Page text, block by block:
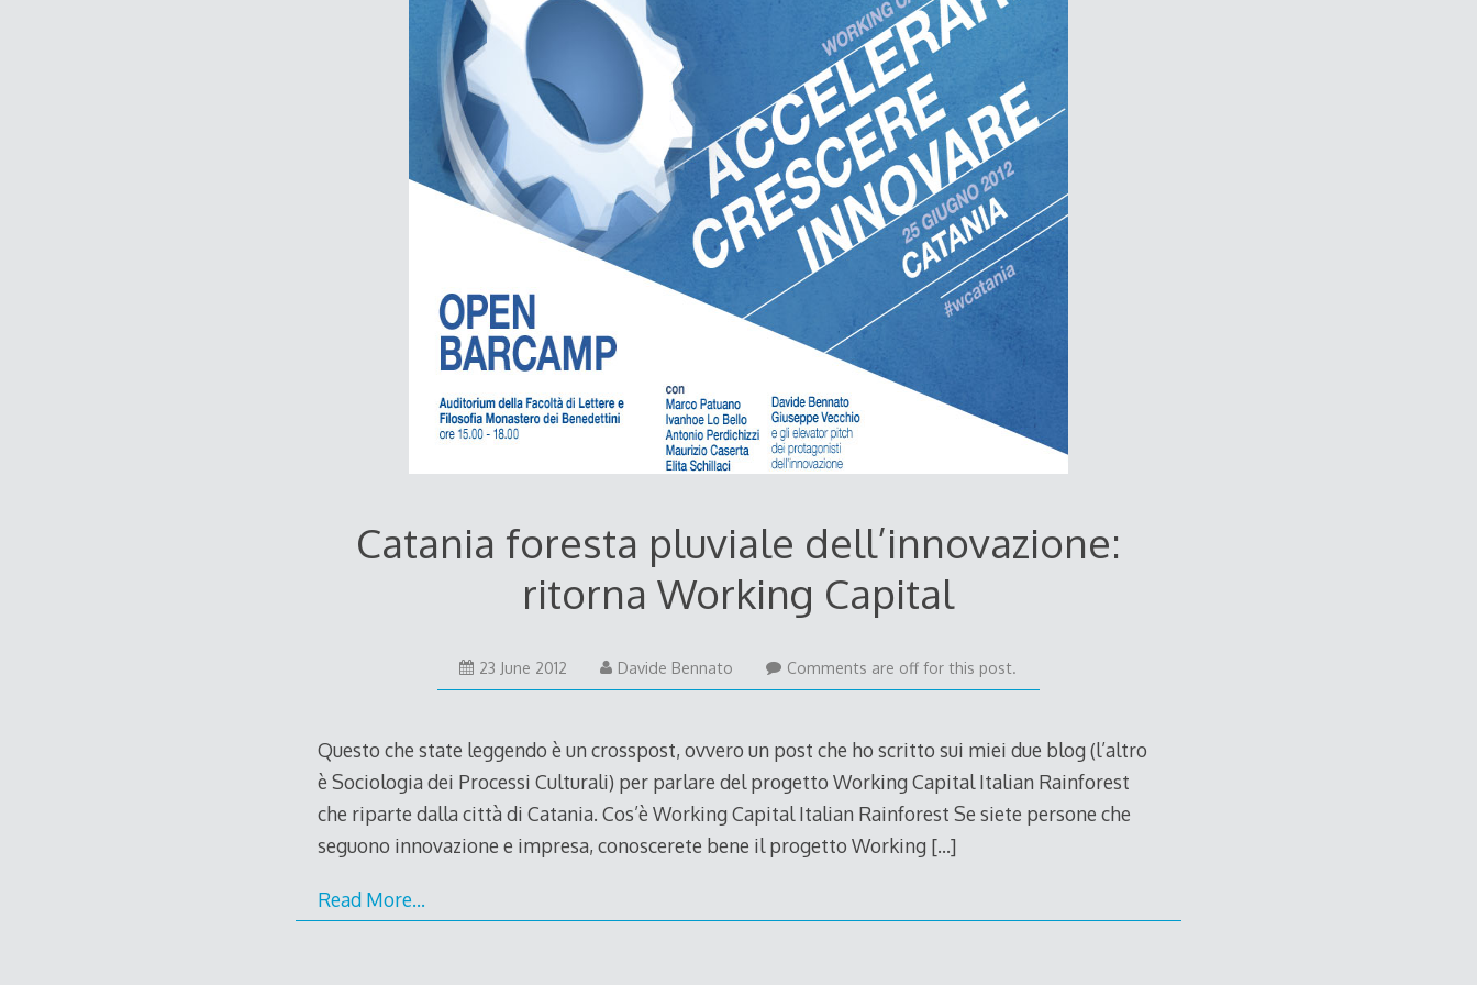
Catania foresta pluviale dell’innovazione:
ritorna Working Capital
23 June 2012
June
Davide Bennato Comments are off for this post.
Questo che state leggendo è un crosspost, ovvero un post che ho scritto sui miei due blog (l’altro
è Sociologia dei Processi Culturali) per parlare del progetto Working Capital Italian Rainforest
che riparte dalla città di Catania. Cos’è Working Capital Italian Rainforest Se siete persone che
seguono innovazione e impresa, conoscerete bene il progetto Working […]
Read More…